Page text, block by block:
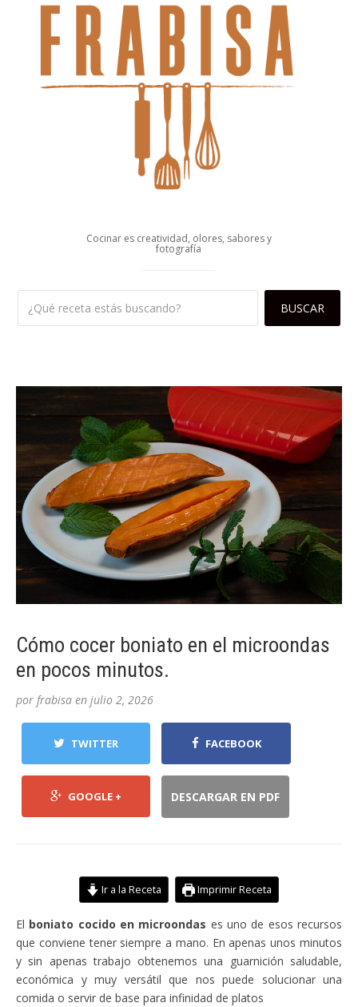
Cocinar es creatividad, olores, sabores y
fotografía
Cómo cocer boniato en el microondas
en pocos minutos.
por frabisa en julio 2, 2026
TWITTER FACEBOOK
GOOGLE + DESCARGAR EN PDF
Ir a la Receta Imprimir Receta
El boniato cocido en microondas es uno de esos recursos
que conviene tener siempre a mano. En apenas unos minutos
y sin apenas trabajo obtenemos una guarnición saludable,
económica y muy versátil que nos puede solucionar una
comida o servir de base para infinidad de platos